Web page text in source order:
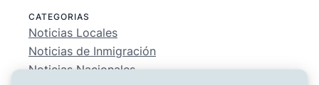
CATEGORIAS
Noticias Locales
Noticias de Inmigración
Noticias Nacionales